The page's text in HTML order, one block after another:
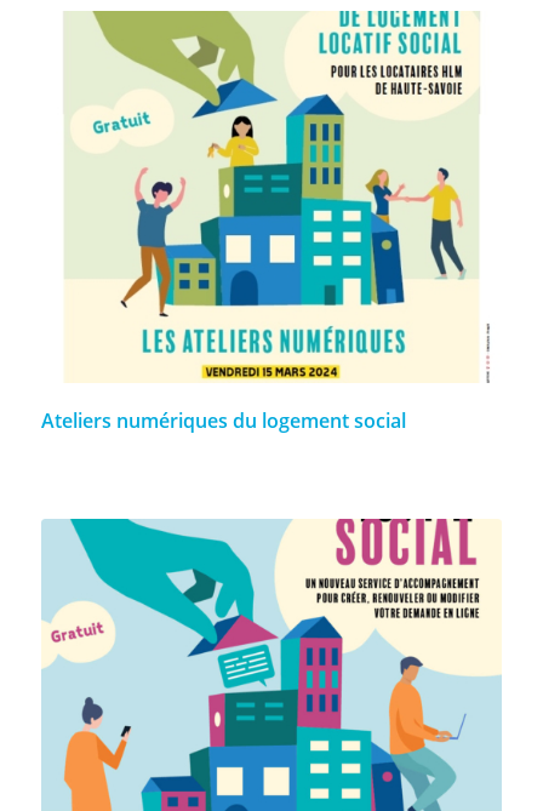
Ateliers numériques du logement social